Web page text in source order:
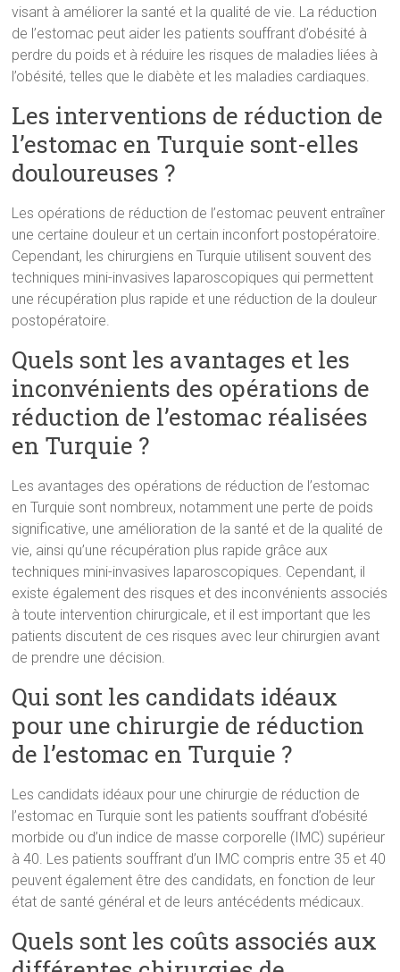
visant à améliorer la santé et la qualité de vie. La réduction
de l’estomac peut aider les patients souffrant d’obésité à
perdre du poids et à réduire les risques de maladies liées à
l’obésité, telles que le diabète et les maladies cardiaques.
Les interventions de réduction de
l’estomac en Turquie sont-elles
douloureuses ?
Les opérations de réduction de l’estomac peuvent entraîner
une certaine douleur et un certain inconfort postopératoire.
Cependant, les chirurgiens en Turquie utilisent souvent des
techniques mini-invasives laparoscopiques qui permettent
une récupération plus rapide et une réduction de la douleur
postopératoire.
Quels sont les avantages et les
inconvénients des opérations de
réduction de l’estomac réalisées
en Turquie ?
Les avantages des opérations de réduction de l’estomac
en Turquie sont nombreux, notamment une perte de poids
significative, une amélioration de la santé et de la qualité de
vie, ainsi qu’une récupération plus rapide grâce aux
techniques mini-invasives laparoscopiques. Cependant, il
existe également des risques et des inconvénients associés
à toute intervention chirurgicale, et il est important que les
patients discutent de ces risques avec leur chirurgien avant
de prendre une décision.
Qui sont les candidats idéaux
pour une chirurgie de réduction
de l’estomac en Turquie ?
Les candidats idéaux pour une chirurgie de réduction de
l’estomac en Turquie sont les patients souffrant d’obésité
morbide ou d’un indice de masse corporelle (IMC) supérieur
à 40. Les patients souffrant d’un IMC compris entre 35 et 40
peuvent également être des candidats, en fonction de leur
état de santé général et de leurs antécédents médicaux.
Quels sont les coûts associés aux